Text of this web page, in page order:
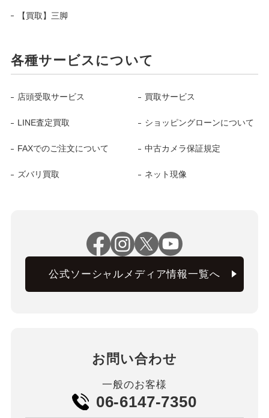
【買取】三脚
各種サービスについて
店頭受取サービス 買取サービス
LINE査定買取 ショッピングローンについて
FAXでのご注文について 中古カメラ保証規定
ズバリ買取 ネット現像
公式ソーシャルメディア情報一覧へ
お問い合わせ
一般のお客様
06-6147-7350